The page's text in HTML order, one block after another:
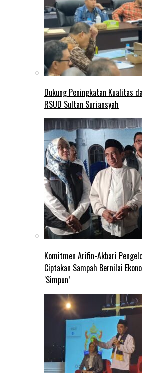
Dukung Peningkatan Kualitas
RSUD Sultan Suriansyah
Komitmen Arifin-Akbari
Ciptakan Sampah Bernilai
‘Simpun’